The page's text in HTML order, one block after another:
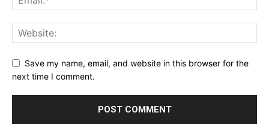
Save my name, email, and website in this browser for the
next time I comment.